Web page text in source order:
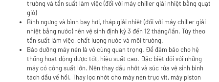
trường và tần suất làm việc (đối với máy chiller giải nhiệt bằng quạt
gió)
Bình ngưng và bình bay hơi, tháp giải nhiệt (đối với máy chiller giải
nhiệt bằng nước) nên vệ sinh định kỳ 3 đến 12 tháng/lần. Tùy theo
tần suất làm việc, chất lượng nước và môi trường.
Bảo dưỡng máy nén là vô cùng quan trọng. Để đảm bảo cho hệ
thống hoạt động được tốt, hiệu suất cao. Đặc biệt đối với những
máy có công suất lớn. Nên thay dầu nhớt và súc rửa vệ sinh bình
tách dầu về hồi. Thay lọc nhớt cho máy nén trục vít, máy piston